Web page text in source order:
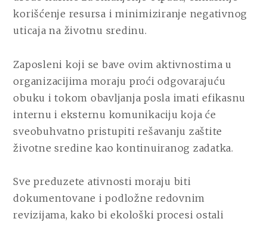
korišćenje resursa i minimiziranje negativnog
uticaja na životnu sredinu.
Zaposleni koji se bave ovim aktivnostima u
organizacijima moraju proći odgovarajuću
obuku i tokom obavljanja posla imati efikasnu
internu i eksternu komunikaciju koja će
sveobuhvatno pristupiti rešavanju zaštite
životne sredine kao kontinuiranog zadatka.
Sve preduzete ativnosti moraju biti
dokumentovane i podložne redovnim
revizijama, kako bi ekološki procesi ostali